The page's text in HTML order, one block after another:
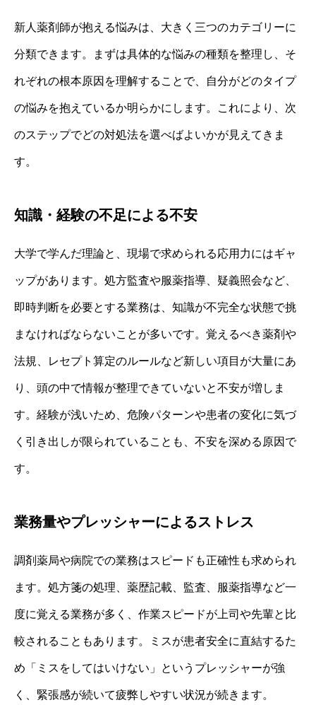
新人薬剤師が抱える悩みは、大きく三つのカテゴリーに
分類できます。まずは具体的な悩みの種類を整理し、そ
れぞれの根本原因を理解することで、自分がどのタイプ
の悩みを抱えているか明らかにします。これにより、次
のステップでどの対処法を選べばよいかが見えてきま
す。
知識・経験の不足による不安
大学で学んだ理論と、現場で求められる応用力にはギャ
ップがあります。処方監査や服薬指導、疑義照会など、
即時判断を必要とする業務は、知識が不完全な状態で挑
まなければならないことが多いです。覚えるべき薬剤や
法規、レセプト算定のルールなど新しい項目が大量にあ
り、頭の中で情報が整理できていないと不安が増しま
す。経験が浅いため、危険パターンや患者の変化に気づ
く引き出しが限られていることも、不安を深める原因で
す。
業務量やプレッシャーによるストレス
調剤薬局や病院での業務はスピードも正確性も求められ
ます。処方箋の処理、薬歴記載、監査、服薬指導など一
度に覚える業務が多く、作業スピードが上司や先輩と比
較されることもあります。ミスが患者安全に直結するた
め「ミスをしてはいけない」というプレッシャーが強
く、緊張感が続いて疲弊しやすい状況が続きます。